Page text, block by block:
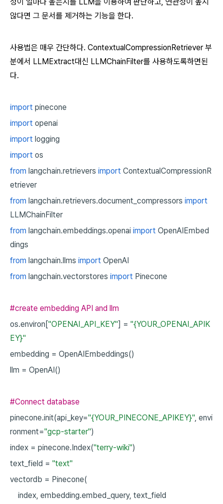
않다면 그 문서를 제거하는 기능을 한다.
사용법은 매우 간단하다. ContextualCompressionRetriever 부
분에서 LLMExtract대신 LLMChainFilter를 사용하도록하면된
다.
import pinecone
import openai
import logging
import os
from langchain.retrievers import ContextualCompressionR
etriever
from langchain.retrievers.document_compressors import
LLMChainFilter
from langchain.embeddings.openai import OpenAIEmbed
dings
from langchain.llms import OpenAI
from langchain.vectorstores import Pinecone
#create embedding API and llm
os.environ["OPENAI_API_KEY"] = "{YOUR_OPENAI_APIK
EY}"
embedding = OpenAIEmbeddings()
llm = OpenAI()
#Connect database
pinecone.init(api_key="{YOUR_PINECONE_APIKEY}", envi
ronment="gcp-starter")
index = pinecone.Index("terry-wiki")
text_field = "text"
vectordb = Pinecone(
index, embedding.embed_query, text_field